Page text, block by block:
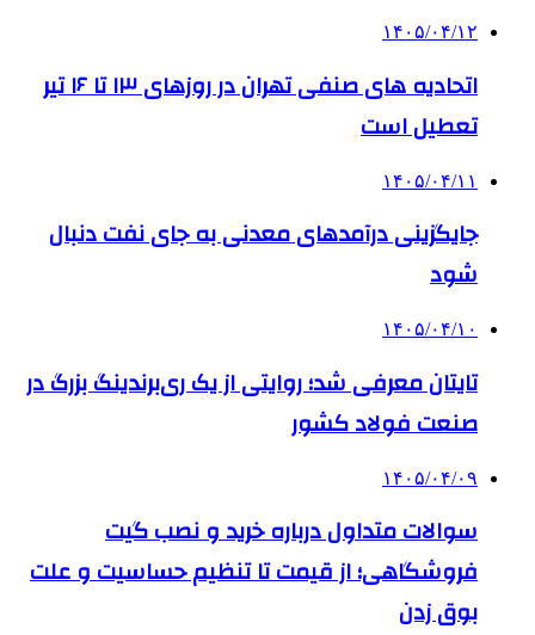
۱۴۰۵/۰۴/۱۲
اتحادیه های صنفی تهران در روزهای ۱۳ تا ۱۶ تیر
تعطیل است
۱۴۰۵/۰۴/۱۱
جایگزینی درآمدهای معدنی به جای نفت دنبال
شود
۱۴۰۵/۰۴/۱۰
تایتان معرفی شد؛ روایتی از یک ری‌برندینگ بزرگ در
صنعت فولاد کشور
۱۴۰۵/۰۴/۰۹
سوالات متداول درباره خرید و نصب گیت
فروشگاهی؛ از قیمت تا تنظیم حساسیت و علت
بوق زدن